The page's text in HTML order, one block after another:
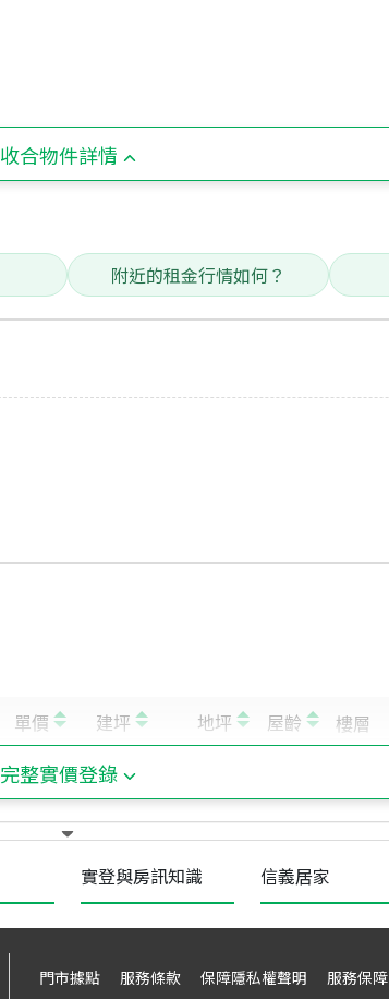
收合物件詳情
附近的租金行情如何？
完整實價登錄
實登與房訊知識 信義居家
門市據點 服務條款 保障隱私權聲明 服務保障